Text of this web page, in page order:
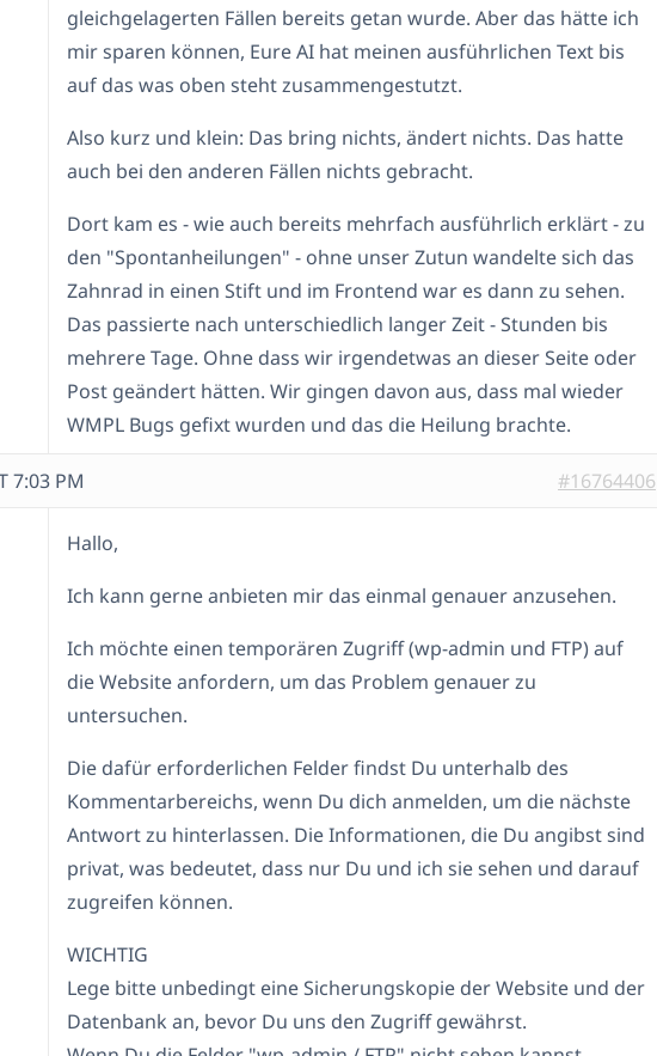
gleichgelagerten Fällen bereits getan wurde. Aber das hätte ich
mir sparen können, Eure AI hat meinen ausführlichen Text bis
auf das was oben steht zusammengestutzt.
Also kurz und klein: Das bring nichts, ändert nichts. Das hatte
auch bei den anderen Fällen nichts gebracht.
Dort kam es - wie auch bereits mehrfach ausführlich erklärt - zu
den "Spontanheilungen" - ohne unser Zutun wandelte sich das
Zahnrad in einen Stift und im Frontend war es dann zu sehen.
Das passierte nach unterschiedlich langer Zeit - Stunden bis
mehrere Tage. Ohne dass wir irgendetwas an dieser Seite oder
Post geändert hätten. Wir gingen davon aus, dass mal wieder
WMPL Bugs gefixt wurden und das die Heilung brachte.
7:03 PM #16764406
Hallo,
Ich kann gerne anbieten mir das einmal genauer anzusehen.
Ich möchte einen temporären Zugriff (wp-admin und FTP) auf
die Website anfordern, um das Problem genauer zu
untersuchen.
Die dafür erforderlichen Felder findst Du unterhalb des
Kommentarbereichs, wenn Du dich anmelden, um die nächste
Antwort zu hinterlassen. Die Informationen, die Du angibst sind
privat, was bedeutet, dass nur Du und ich sie sehen und darauf
zugreifen können.
WICHTIG
Lege bitte unbedingt eine Sicherungskopie der Website und der
Datenbank an, bevor Du uns den Zugriff gewährst.